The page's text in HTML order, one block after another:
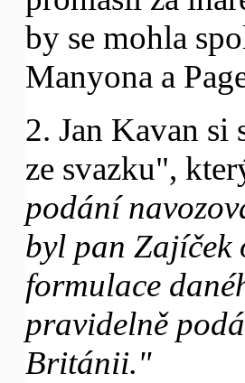
by se mohla
Manyona a
2. Jan Kavan si
ze svazku",
podání
byl pan Zajíček
formulace
pravidelně
Británii."